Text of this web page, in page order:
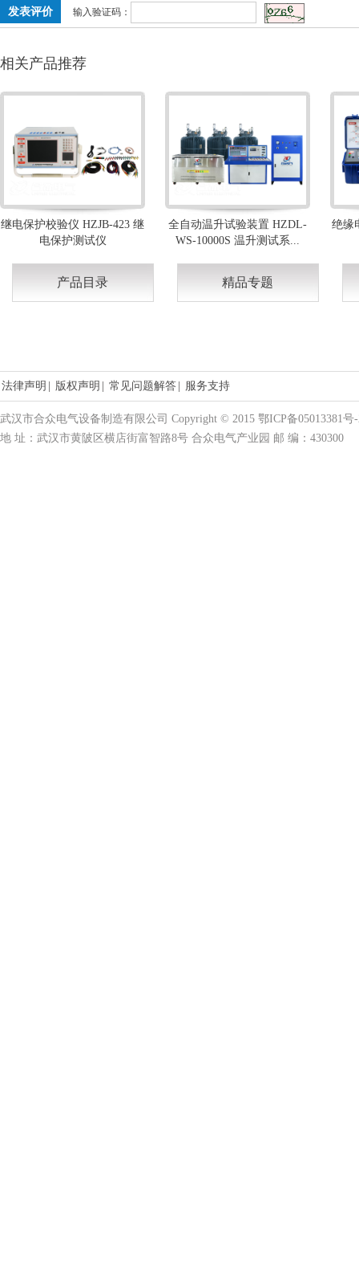
输入验证码：
相关产品推荐
继电保护校验仪 HZJB-423 继
电保护测试仪
全自动温升试验装置 HZDL-
WS-10000S 温升测试系...
绝缘
产品目录 精品专题
法律声明 版权声明 常见问题解答 服务支持
武汉市合众电气设备制造有限公司 Copyright © 2015 鄂ICP备05013381号
地 址：武汉市黄陂区横店街富智路8号 合众电气产业园 邮 编：430300